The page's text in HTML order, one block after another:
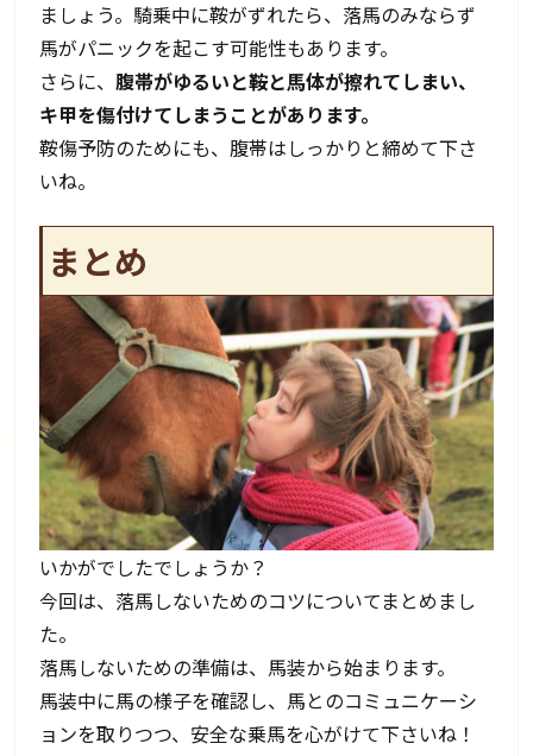
ましょう。騎乗中に鞍がずれたら、落馬のみならず
馬がパニックを起こす可能性もあります。
さらに、腹帯がゆるいと鞍と馬体が擦れてしまい、
キ甲を傷付けてしまうことがあります。
鞍傷予防のためにも、腹帯はしっかりと締めて下さ
いね。
まとめ
いかがでしたでしょうか？
今回は、落馬しないためのコツについてまとめまし
た。
落馬しないための準備は、馬装から始まります。
馬装中に馬の様子を確認し、馬とのコミュニケーシ
ョンを取りつつ、安全な乗馬を心がけて下さいね！